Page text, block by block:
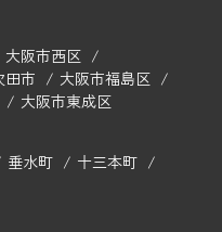
大阪市西区
田市
大阪市福島区
大阪市東成区
垂水町
十三本町